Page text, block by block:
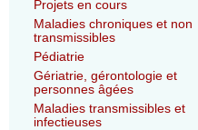
Projets en cours
Maladies chroniques et non
transmissibles
Pédiatrie
Gériatrie, gérontologie et
personnes âgées
Maladies transmissibles et
infectieuses